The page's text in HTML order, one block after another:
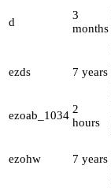
d
3
months
ezds 7 years
ezoab_1034 2
hours
ezohw 7 years